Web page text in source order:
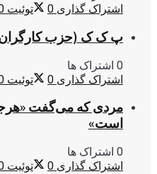
اشتراک گذاری 0 توئیت
پ ک ک (حزب
0 اشتراک ها
اشتراک گذاری 0 توئیت
مردی که می‌گفت
است»
0 اشتراک ها
اشتراک گذاری 0 توئیت